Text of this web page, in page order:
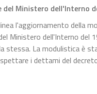
Ministero dell'Interno
l'aggiornamento della
Ministero dell'Interno del
stessa. La modulistica è
i dettami del